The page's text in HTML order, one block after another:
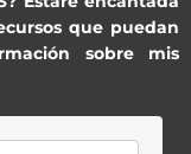
t
a
g
a
que puedan
sobre mis